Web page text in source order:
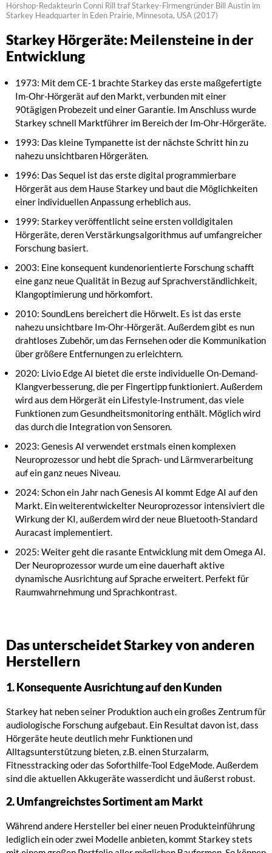
Hörshop-Redakteurin Conni Rill traf Starkey-Firmengründer Bill Austin im
Starkey Headquarter in Eden Prairie, Minnesota, USA (2017)
Starkey Hörgeräte: Meilensteine in der
Entwicklung
1973: Mit dem CE-1 brachte Starkey das erste maßgefertigte
Im-Ohr-Hörgerät auf den Markt, verbunden mit einer
90tägigen Probezeit und einer Garantie. Im Anschluss wurde
Starkey schnell Marktführer im Bereich der Im-Ohr-Hörgeräte.
1993: Das kleine Tympanette ist der nächste Schritt hin zu
nahezu unsichtbaren Hörgeräten.
1996: Das Sequel ist das erste digital programmierbare
Hörgerät aus dem Hause Starkey und baut die Möglichkeiten
einer individuellen Anpassung erheblich aus.
1999: Starkey veröffentlicht seine ersten volldigitalen
Hörgeräte, deren Verstärkungsalgorithmus auf umfangreicher
Forschung basiert.
2003: Eine konsequent kundenorientierte Forschung schafft
eine ganz neue Qualität in Bezug auf Sprachverständlichkeit,
Klangoptimierung und hörkomfort.
2010: SoundLens bereichert die Hörwelt. Es ist das erste
nahezu unsichtbare Im-Ohr-Hörgerät. Außerdem gibt es nun
drahtloses Zubehör, um das Fernsehen oder die Kommunikation
über größere Entfernungen zu erleichtern.
2020: Livio Edge AI bietet die erste individuelle On-Demand-
Klangverbesserung, die per Fingertipp funktioniert. Außerdem
wird aus dem Hörgerät ein Lifestyle-Instrument, das viele
Funktionen zum Gesundheitsmonitoring enthält. Möglich wird
das durch die Integration von Sensoren.
2023: Genesis AI verwendet erstmals einen komplexen
Neuroprozessor und hebt die Sprach- und Lärmverarbeitung
auf ein ganz neues Niveau.
2024: Schon ein Jahr nach Genesis AI kommt Edge AI auf den
Markt. Ein weiterentwickelter Neuroprozessor intensiviert die
Wirkung der KI, außerdem wird der neue Bluetooth-Standard
Auracast implementiert.
2025: Weiter geht die rasante Entwicklung mit dem Omega AI.
Der Neuroprozessor wurde um eine dauerhaft aktive
dynamische Ausrichtung auf Sprache erweitert. Perfekt für
Raumwahrnehmung und Sprachkontrast.
Das unterscheidet Starkey von anderen
Herstellern
1. Konsequente Ausrichtung auf den Kunden
Starkey hat neben seiner Produktion auch ein großes Zentrum für
audiologische Forschung aufgebaut. Ein Resultat davon ist, dass
Hörgeräte heute deutlich mehr Funktionen und
Alltagsunterstützung bieten, z.B. einen Sturzalarm,
Fitnesstracking oder das Soforthilfe-Tool EdgeMode. Außerdem
sind die aktuellen Akkugeräte wasserdicht und äußerst robust.
2. Umfangreichstes Sortiment am Markt
Während andere Hersteller bei einer neuen Produkteinführung
lediglich ein oder zwei Modelle anbieten, kommt Starkey stets